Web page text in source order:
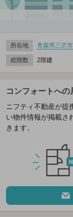
所在地 青森県三沢市
総階数 2階建
コンフォートへ
ニフティ不動産が提
い物件情報が掲載さ
きます。